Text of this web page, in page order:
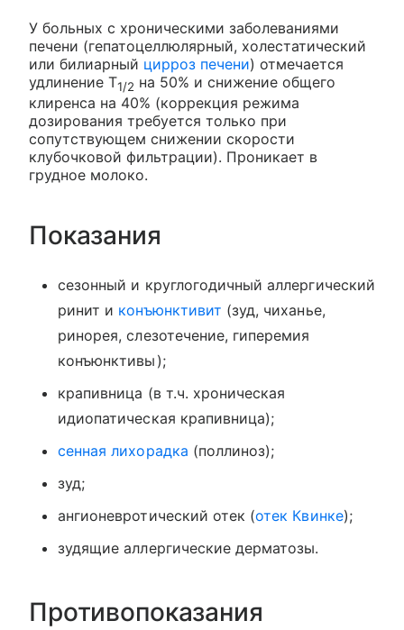
У больных с хроническими заболеваниями
печени (гепатоцеллюлярный, холестатический
или билиарный цирроз печени) отмечается
удлинение T1/2 на 50% и снижение общего
клиренса на 40% (коррекция режима
дозирования требуется только при
сопутствующем снижении скорости
клубочковой фильтрации). Проникает в
грудное молоко.
Показания
сезонный и круглогодичный аллергический
ринит и конъюнктивит (зуд, чиханье,
ринорея, слезотечение, гиперемия
конъюнктивы);
крапивница (в т.ч. хроническая
идиопатическая крапивница);
сенная лихорадка (поллиноз);
зуд;
ангионевротический отек (отек Квинке);
зудящие аллергические дерматозы.
Противопоказания